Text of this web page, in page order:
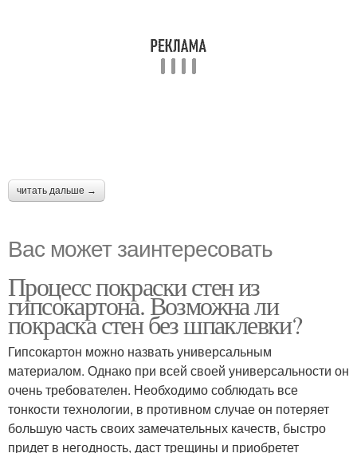
читать дальше →
Вас может заинтересовать
Процесс покраски стен из
гипсокартона. Возможна ли
покраска стен без шпаклевки?
Гипсокартон можно назвать универсальным
материалом. Однако при всей своей универсальности он
очень требователен. Необходимо соблюдать все
тонкости технологии, в противном случае он потеряет
большую часть своих замечательных качеств, быстро
придет в негодность, даст трещины и приобретет